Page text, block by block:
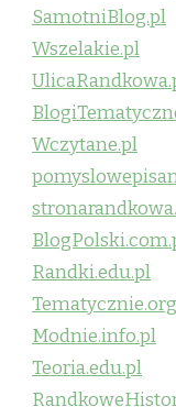
SamotniBlog.pl
Wszelakie.pl
Wczytane.pl
Randki.edu.pl
Modnie.info.pl
Teoria.edu.pl